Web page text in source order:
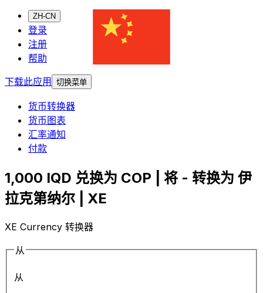
ZH-CN
登录
注册
帮助
下载此应用
切换菜单
货币转换器
货币图表
汇率通知
付款
1,000 IQD 兑换为 COP | 将 - 转换为 伊
拉克第纳尔 | XE
XE Currency 转换器
从
从